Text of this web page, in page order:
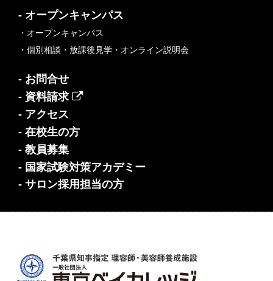
- オープンキャンパス
・オープンキャンパス
・個別相談・放課後見学・オンライン説明会
- お問合せ
- 資料請求
- アクセス
- 在校生の方
- 教員募集
- 国家試験対策アカデミー
- サロン採用担当の方